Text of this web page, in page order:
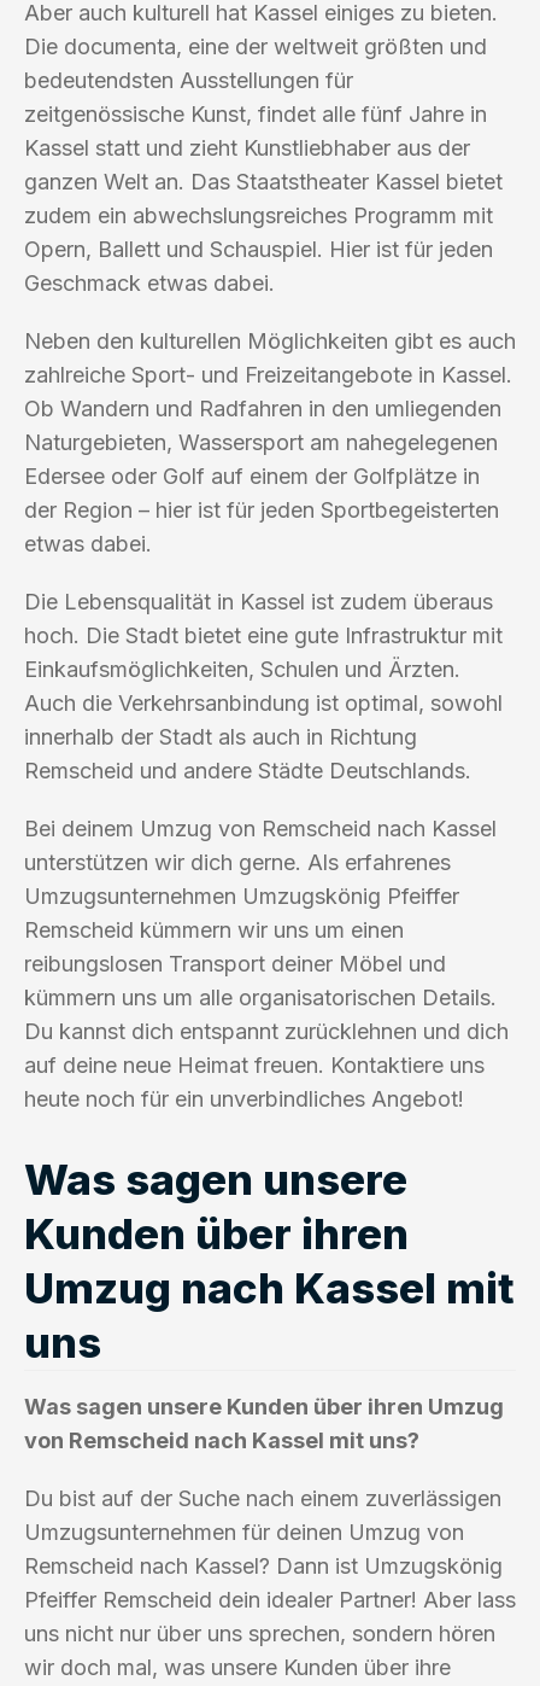
Aber auch kulturell hat Kassel einiges zu bieten.
Die documenta, eine der weltweit größten und
bedeutendsten Ausstellungen für
zeitgenössische Kunst, findet alle fünf Jahre in
Kassel statt und zieht Kunstliebhaber aus der
ganzen Welt an. Das Staatstheater Kassel bietet
zudem ein abwechslungsreiches Programm mit
Opern, Ballett und Schauspiel. Hier ist für jeden
Geschmack etwas dabei.
Neben den kulturellen Möglichkeiten gibt es auch
zahlreiche Sport- und Freizeitangebote in Kassel.
Ob Wandern und Radfahren in den umliegenden
Naturgebieten, Wassersport am nahegelegenen
Edersee oder Golf auf einem der Golfplätze in
der Region – hier ist für jeden Sportbegeisterten
etwas dabei.
Die Lebensqualität in Kassel ist zudem überaus
hoch. Die Stadt bietet eine gute Infrastruktur mit
Einkaufsmöglichkeiten, Schulen und Ärzten.
Auch die Verkehrsanbindung ist optimal, sowohl
innerhalb der Stadt als auch in Richtung
Remscheid und andere Städte Deutschlands.
Bei deinem Umzug von Remscheid nach Kassel
unterstützen wir dich gerne. Als erfahrenes
Umzugsunternehmen Umzugskönig Pfeiffer
Remscheid kümmern wir uns um einen
reibungslosen Transport deiner Möbel und
kümmern uns um alle organisatorischen Details.
Du kannst dich entspannt zurücklehnen und dich
auf deine neue Heimat freuen. Kontaktiere uns
heute noch für ein unverbindliches Angebot!
Was sagen unsere
Kunden über ihren
Umzug nach Kassel mit
uns
Was sagen unsere Kunden über ihren Umzug
von Remscheid nach Kassel mit uns?
Du bist auf der Suche nach einem zuverlässigen
Umzugsunternehmen für deinen Umzug von
Remscheid nach Kassel? Dann ist Umzugskönig
Pfeiffer Remscheid dein idealer Partner! Aber lass
uns nicht nur über uns sprechen, sondern hören
wir doch mal, was unsere Kunden über ihre